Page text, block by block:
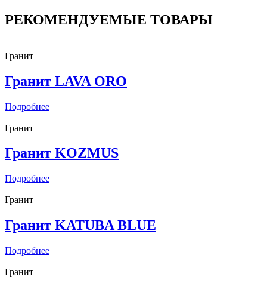
РЕКОМЕНДУЕМЫЕ ТОВАРЫ
Гранит
Гранит LAVA ORO
Подробнее
Гранит
Гранит KOZMUS
Подробнее
Гранит
Гранит KATUBA BLUE
Подробнее
Гранит